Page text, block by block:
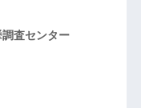
査センター